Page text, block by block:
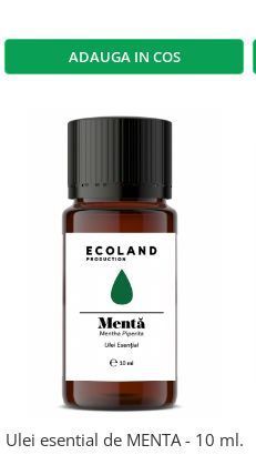
ADAUGA IN COS
Ulei esential de MENTA - 10 ml.